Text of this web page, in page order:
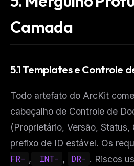
Camada
5.1 Templates e Controle
Todo artefato do ArcKit
cabeçalho de Controle de
(Proprietário, Versão,
prefixo de ID estável. Os
FR- , INT- , DR- . Riscos